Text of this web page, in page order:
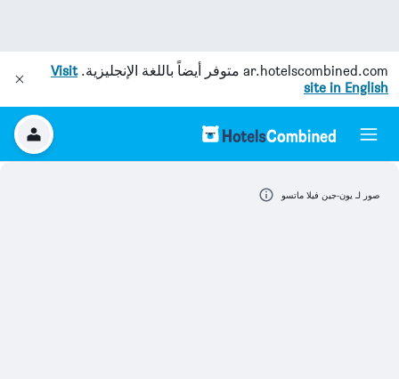
ar.hotelscombined.com متوفر أيضاً باللغة الإنجليزية.Visit
site in English
صور لـ يون-جين فيلا ماتسو